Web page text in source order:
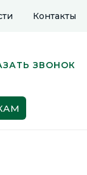
Контакты
ЗВОНОК